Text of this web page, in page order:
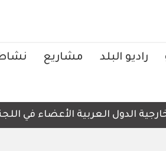
راديو البلد مشاريع
العربية الأعضاء في اللجنة